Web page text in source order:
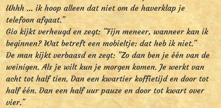
Uhhh … ik hoop alleen dat niet om de haverklap je
telefoon afgaat."
Gio kijkt verheugd en zegt: "Fijn meneer, wanneer kan ik
beginnen? Wat betreft een mobieltje: dat heb ik niet."
De man kijkt verbaasd en zegt: "Zo dan ben je één van de
weinigen. Als je wilt kun je morgen komen. Je werkt van
acht tot half tien. Dan een kwartier koffietijd en door tot
half één. Dan een half uur pauze en door tot kwart over
vier."